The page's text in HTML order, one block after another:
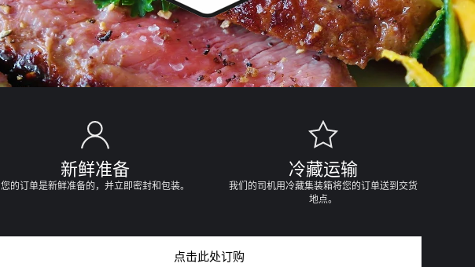
新鲜准备
您的订单是新鲜准备的，并立即密封和包装。
冷藏运输
我们的司机用冷藏集装箱将您的订单送到交货
地点。
点击此处订购